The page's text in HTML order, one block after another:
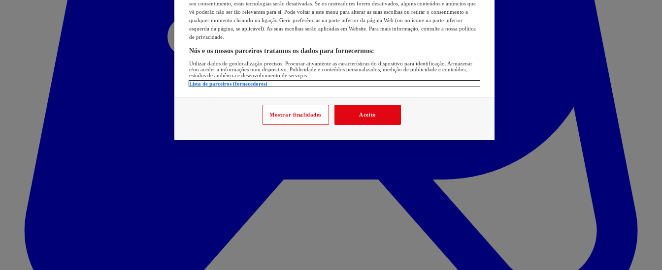
seu consentimento, estas tecnologias serão desativadas. Se os rastreadores forem desativados, alguns conteúdos e anúncios que
vê poderão não ser tão relevantes para si. Pode voltar a este menu para alterar as suas escolhas ou retirar o consentimento a
qualquer momento clicando na ligação Gerir preferências na parte inferior da página Web (ou no ícone na parte inferior
esquerda da página, se aplicável). As suas escolhas serão aplicadas em Website. Para mais informação, consulte a nossa política
de privacidade.
Nós e os nossos parceiros tratamos os dados para fornecermos:
Utilizar dados de geolocalização precisos. Procurar ativamente as características do dispositivo para identificação. Armazenar
e/ou aceder a informações num dispositivo. Publicidade e conteúdos personalizados, medição de publicidade e conteúdos,
estudos de audiência e desenvolvimento de serviços.
Lista de parceiros (fornecedores)
Mostrar finalidades Aceito